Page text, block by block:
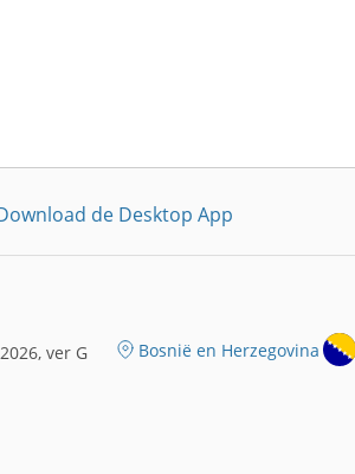
de Desktop App
ver G Bosnië en Herzegovina